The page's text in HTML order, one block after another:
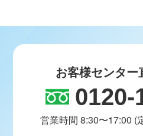
お客様センタ
0120-
営業時間 8:30〜17:00 (